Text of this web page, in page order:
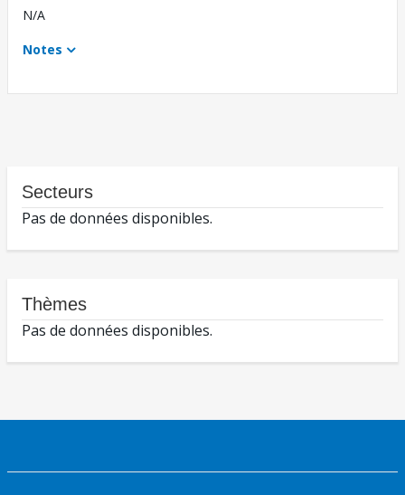
N/A
Notes
Secteurs
Pas de données disponibles.
Thèmes
Pas de données disponibles.